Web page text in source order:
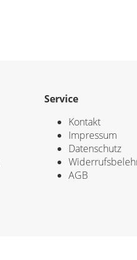
Service
Kontakt
Impressum
Datenschutz
AGB